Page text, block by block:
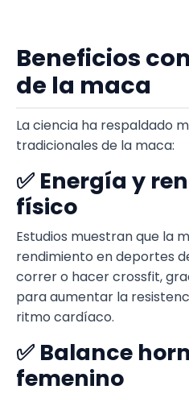
Beneficios
de la maca
La ciencia ha respaldado
tradicionales de la maca:
✅ Energía y
físico
Estudios muestran que la
rendimiento en deportes
correr o hacer crossfit,
para aumentar la
ritmo cardíaco.
✅ Balance
femenino